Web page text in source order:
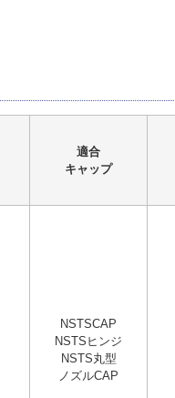
適合
キャップ
NSTSCAP
NSTSヒンジ
NSTS丸型
ノズルCAP